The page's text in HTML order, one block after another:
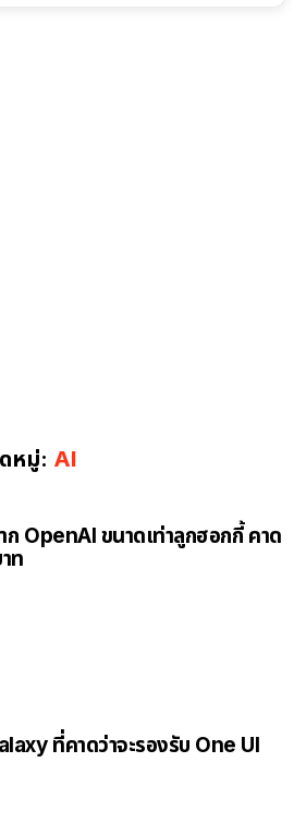
หมู่: AI
ก OpenAI ขนาดเท่าลูกฮอกกี้ คาด
ท
ที่คาดว่าจะรองรับ One UI